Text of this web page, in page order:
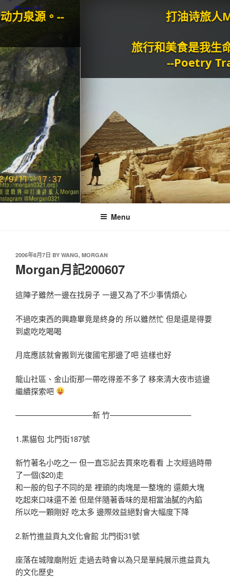
。--
打油诗旅人
旅行和美食是我生命的动
--Poetry
Menu
2006年8月7日 BY WANG, MORGAN
Morgan月記200607
這陣子雖然一邊在找房子 一邊又為了不少事情煩心
不過吃東西的興趣畢竟是終身的 所以雖然忙 但是還是得要
到處吃吃喝喝
月底應該就會搬到光復國宅那邊了吧 這樣也好
龍山社區、金山街那一帶吃得差不多了 移來清大夜市這邊
繼續探索吧
——————————新 竹——————————–
1.黑貓包 北門街187號
新竹著名小吃之一 但一直忘記去買來吃看看 上次經過時帶
了一個($20)走
和一般的包子不同的是 裡頭的肉塊是一整塊的 還頗大塊
吃起來口味還不差 但是伴隨著香味的是相當油膩的內餡
所以吃一顆剛好 吃太多 邊際效益絕對會大幅度下降
2.新竹進益貢丸文化會館 北門街31號
座落在城隍廟附近 走過去時會以為只是單純展示進益貢丸
的文化歷史